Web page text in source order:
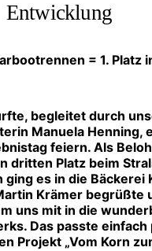
Entwicklung
= 1. Platz
begleitet durch
Manuela Henning,
feiern. Als
dritten Platz beim
es in die Bäckerei
Krämer begrüßte
uns mit in die
Das passte
Projekt „Vom Korn